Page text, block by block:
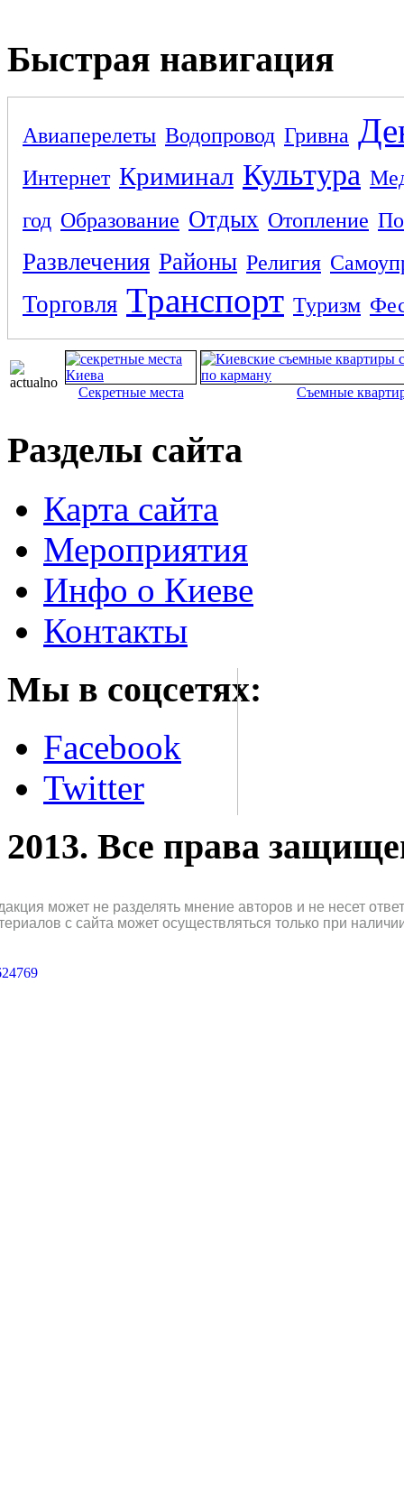
Быстрая навигация
Авиаперелеты Водопровод Гривна
Интернет Криминал Культура
год Образование Отдых Отопление
Развлечения Районы Религия
Торговля Транспорт Туризм
Секретные места Съемные
Разделы сайта
Карта сайта
Мероприятия
Инфо о Киеве
Контакты
Мы в соцсетях:
Facebook
Twitter
2013. Все права
может не разделять мнение авторов и не несет
с сайта может осуществляться только при